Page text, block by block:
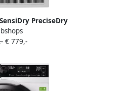
PreciseDry
mm 47.8 kg
€ 779,-